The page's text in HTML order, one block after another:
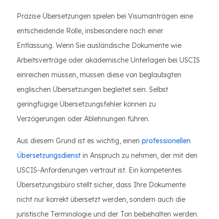
Präzise Übersetzungen spielen bei Visumanträgen eine
entscheidende Rolle, insbesondere nach einer
Entlassung. Wenn Sie ausländische Dokumente wie
Arbeitsverträge oder akademische Unterlagen bei USCIS
einreichen müssen, müssen diese von beglaubigten
englischen Übersetzungen begleitet sein. Selbst
geringfügige Übersetzungsfehler können zu
Verzögerungen oder Ablehnungen führen.
Aus diesem Grund ist es wichtig, einen professionellen
Übersetzungsdienst in Anspruch zu nehmen, der mit den
USCIS-Anforderungen vertraut ist. Ein kompetentes
Übersetzungsbüro stellt sicher, dass Ihre Dokumente
nicht nur korrekt übersetzt werden, sondern auch die
juristische Terminologie und der Ton beibehalten werden.